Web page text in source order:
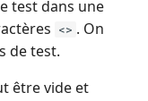
test dans une
<> . On
de test.
être vide et